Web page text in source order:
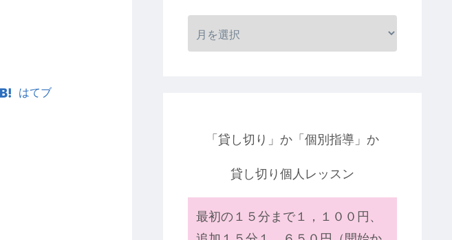
はてブ
「貸し切り」か「個別指導」か
貸し切り個人レッスン
最初の１５分まで１，１００円、